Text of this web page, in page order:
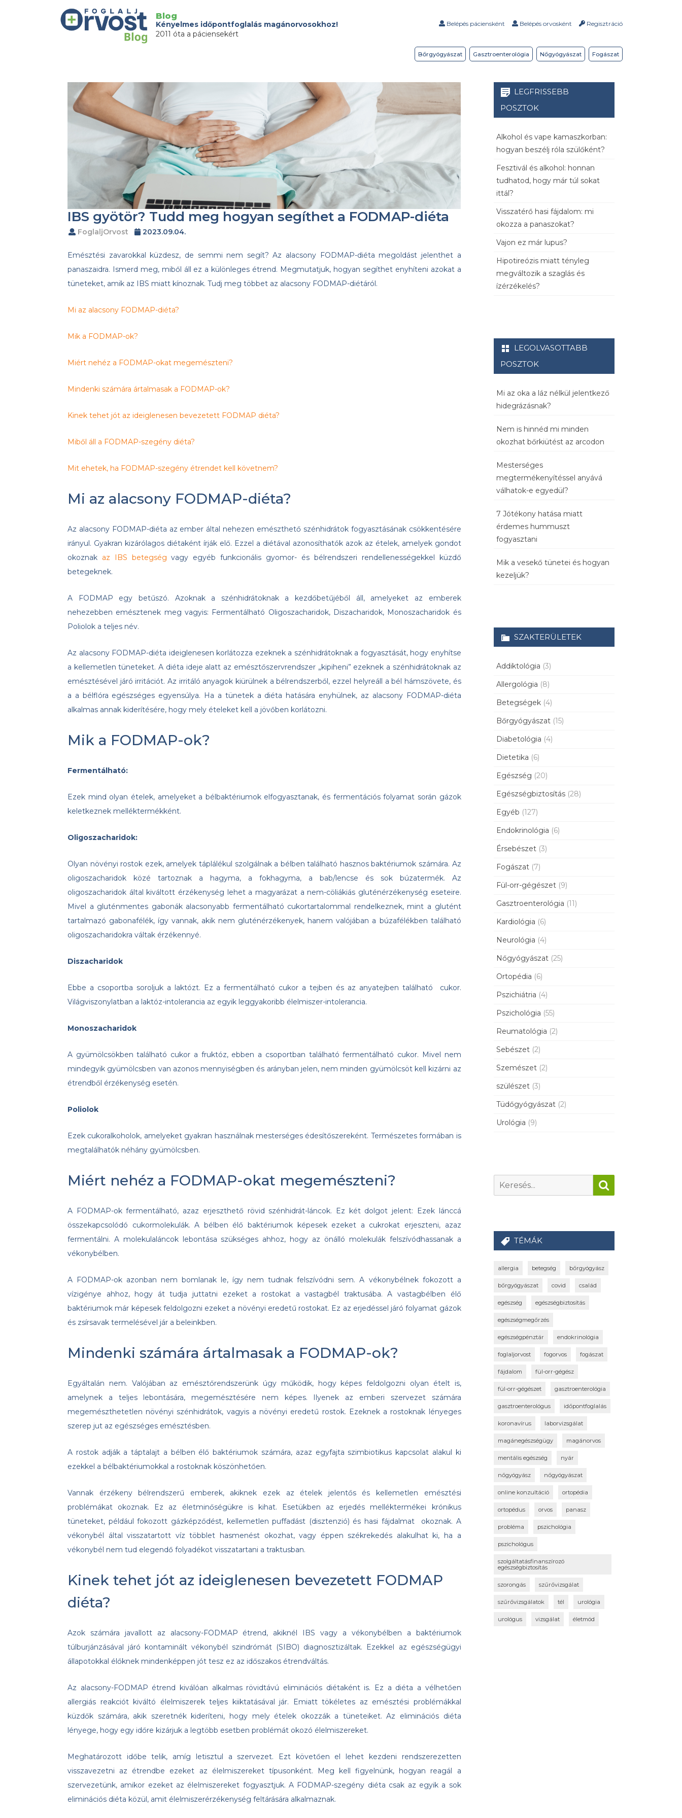
Blog
Kényelmes időpontfoglalás magánorvosokhoz!
2011 óta a páciensekért
Belépés páciensként Belépés orvosként Regisztráció
Fogászat
Nőgyógyászat
Gasztroenterológia
Bőrgyógyászat
IBS gyötör? Tudd meg hogyan segíthet a FODMAP-diéta
FoglaljOrvost 2023.09.04.
Emésztési zavarokkal küzdesz, de semmi nem segít? Az alacsony FODMAP-diéta megoldást jelenthet a
panaszaidra. Ismerd meg, miből áll ez a különleges étrend. Megmutatjuk, hogyan segíthet enyhíteni azokat a
tüneteket, amik az IBS miatt kínoznak. Tudj meg többet az alacsony FODMAP-diétáról.
Mi az alacsony FODMAP-diéta?
Mik a FODMAP-ok?
Miért nehéz a FODMAP-okat megemészteni?
Mindenki számára ártalmasak a FODMAP-ok?
Kinek tehet jót az ideiglenesen bevezetett FODMAP diéta?
Miből áll a FODMAP-szegény diéta?
Mit ehetek, ha FODMAP-szegény étrendet kell követnem?
Mi az alacsony FODMAP-diéta?
Az alacsony FODMAP-diéta az ember által nehezen emészthető szénhidrátok fogyasztásának csökkentésére
irányul. Gyakran kizárólagos diétaként írják elő. Ezzel a diétával azonosíthatók azok az ételek, amelyek gondot
okoznak az IBS betegség vagy egyéb funkcionális gyomor- és bélrendszeri rendellenességekkel küzdő
betegeknek.
A FODMAP egy betűszó. Azoknak a szénhidrátoknak a kezdőbetűjéből áll, amelyeket az emberek
nehezebben emésztenek meg vagyis: Fermentálható Oligoszacharidok, Diszacharidok, Monoszacharidok és
Poliolok a teljes név.
Az alacsony FODMAP-diéta ideiglenesen korlátozza ezeknek a szénhidrátoknak a fogyasztását, hogy enyhítse
a kellemetlen tüneteket. A diéta ideje alatt az emésztőszervrendszer „kipiheni” ezeknek a szénhidrátoknak az
emésztésével járó irritációt. Az irritáló anyagok kiürülnek a bélrendszerből, ezzel helyreáll a bél hámszövete, és
a a bélflóra egészséges egyensúlya. Ha a tünetek a diéta hatására enyhülnek, az alacsony FODMAP-diéta
alkalmas annak kiderítésére, hogy mely ételeket kell a jövőben korlátozni.
Mik a FODMAP-ok?
Fermentálható:
Ezek mind olyan ételek, amelyeket a bélbaktériumok elfogyasztanak, és fermentációs folyamat során gázok
keletkeznek melléktermékként.
Oligoszacharidok:
Olyan növényi rostok ezek, amelyek táplálékul szolgálnak a bélben található hasznos baktériumok számára. Az
oligoszacharidok közé tartoznak a hagyma, a fokhagyma, a bab/lencse és sok búzatermék. Az
oligoszacharidok által kiváltott érzékenység lehet a magyarázat a nem-cöliákiás gluténérzékenység eseteire.
Mivel a gluténmentes gabonák alacsonyabb fermentálható cukortartalommal rendelkeznek, mint a glutént
tartalmazó gabonafélék, így vannak, akik nem gluténérzékenyek, hanem valójában a búzafélékben található
oligoszacharidokra váltak érzékennyé.
Diszacharidok
Ebbe a csoportba soroljuk a laktózt. Ez a fermentálható cukor a tejben és az anyatejben található cukor.
Világviszonylatban a laktóz-intolerancia az egyik leggyakoribb élelmiszer-intolerancia.
Monoszacharidok
A gyümölcsökben található cukor a fruktóz, ebben a csoportban található fermentálható cukor. Mivel nem
mindegyik gyümölcsben van azonos mennyiségben és arányban jelen, nem minden gyümölcsöt kell kizárni az
étrendből érzékenység esetén.
Poliolok
Ezek cukoralkoholok, amelyeket gyakran használnak mesterséges édesítőszereként. Természetes formában is
megtalálhatók néhány gyümölcsben.
Miért nehéz a FODMAP-okat megemészteni?
A FODMAP-ok fermentálható, azaz erjeszthető rövid szénhidrát-láncok. Ez két dolgot jelent: Ezek lánccá
összekapcsolódó cukormolekulák. A bélben élő baktériumok képesek ezeket a cukrokat erjeszteni, azaz
fermentálni. A molekulaláncok lebontása szükséges ahhoz, hogy az önálló molekulák felszívódhassanak a
vékonybélben.
A FODMAP-ok azonban nem bomlanak le, így nem tudnak felszívódni sem. A vékonybélnek fokozott a
vízigénye ahhoz, hogy át tudja juttatni ezeket a rostokat a vastagbél traktusába. A vastagbélben élő
baktériumok már képesek feldolgozni ezeket a növényi eredetű rostokat. Ez az erjedéssel járó folyamat gázok
és zsírsavak termelésével jár a beleinkben.
Mindenki számára ártalmasak a FODMAP-ok?
Egyáltalán nem. Valójában az emésztőrendszerünk úgy működik, hogy képes feldolgozni olyan ételt is,
amelynek a teljes lebontására, megemésztésére nem képes. Ilyenek az emberi szervezet számára
megemészthetetlen növényi szénhidrátok, vagyis a növényi eredetű rostok. Ezeknek a rostoknak lényeges
szerep jut az egészséges emésztésben.
A rostok adják a táptalajt a bélben élő baktériumok számára, azaz egyfajta szimbiotikus kapcsolat alakul ki
ezekkel a bélbaktériumokkal a rostoknak köszönhetően.
Vannak érzékeny bélrendszerű emberek, akiknek ezek az ételek jelentős és kellemetlen emésztési
problémákat okoznak. Ez az életminőségükre is kihat. Esetükben az erjedés melléktermékei krónikus
tüneteket, például fokozott gázképződést, kellemetlen puffadást (disztenzió) és hasi fájdalmat okoznak. A
vékonybél által visszatartott víz többlet hasmenést okozhat, vagy éppen székrekedés alakulhat ki, ha a
vékonybél nem tud elegendő folyadékot visszatartani a traktusban.
Kinek tehet jót az ideiglenesen bevezetett FODMAP
diéta?
Azok számára javallott az alacsony-FODMAP étrend, akiknél IBS vagy a vékonybélben a baktériumok
túlburjánzásával járó kontaminált vékonybél szindrómát (SIBO) diagnosztizáltak. Ezekkel az egészségügyi
állapotokkal élőknek mindenképpen jót tesz ez az időszakos étrendváltás.
Az alacsony-FODMAP étrend kiválóan alkalmas rövidtávú eliminációs diétaként is. Ez a diéta a vélhetően
allergiás reakciót kiváltó élelmiszerek teljes kiiktatásával jár. Emiatt tökéletes az emésztési problémákkal
küzdők számára, akik szeretnék kideríteni, hogy mely ételek okozzák a tüneteiket. Az eliminációs diéta
lényege, hogy egy időre kizárjuk a legtöbb esetben problémát okozó élelmiszereket.
Meghatározott időbe telik, amíg letisztul a szervezet. Ezt követően el lehet kezdeni rendszerezetten
visszavezetni az étrendbe ezeket az élelmiszereket típusonként. Meg kell figyelnünk, hogyan reagál a
szervezetünk, amikor ezeket az élelmiszereket fogyasztjuk. A FODMAP-szegény diéta csak az egyik a sok
eliminációs diéta közül, amit élelmiszerérzékenység feltárására alkalmaznak.
LEGFRISSEBB
POSZTOK
Alkohol és vape kamaszkorban:
hogyan beszélj róla szülőként?
Fesztivál és alkohol: honnan
tudhatod, hogy már túl sokat
ittál?
Visszatérő hasi fájdalom: mi
okozza a panaszokat?
Vajon ez már lupus?
Hipotireózis miatt tényleg
megváltozik a szaglás és
ízérzékelés?
LEGOLVASOTTABB
POSZTOK
Mi az oka a láz nélkül jelentkező
hidegrázásnak?
Nem is hinnéd mi minden
okozhat bőrkiütést az arcodon
Mesterséges
megtermékenyítéssel anyává
válhatok-e egyedül?
7 Jótékony hatása miatt
érdemes hummuszt
fogyasztani
Mik a vesekő tünetei és hogyan
kezeljük?
SZAKTERÜLETEK
Addiktológia (3)
Allergológia (8)
Betegségek (4)
Bőrgyógyászat (15)
Diabetológia (4)
Dietetika (6)
Egészség (20)
Egészségbiztosítás (28)
Egyéb (127)
Endokrinológia (6)
Érsebészet (3)
Fogászat (7)
Fül-orr-gégészet (9)
Gasztroenterológia (11)
Kardiológia (6)
Neurológia (4)
Nőgyógyászat (25)
Ortopédia (6)
Pszichiátria (4)
Pszichológia (55)
Reumatológia (2)
Sebészet (2)
Szemészet (2)
szülészet (3)
Tüdőgyógyászat (2)
Urológia (9)
TÉMÁK
allergia betegség bőrgyógyász
bőrgyógyászat covid család
egészség egészségbiztosítás
egészségmegőrzés
egészségpénztár endokrinológia
foglaljorvost fogorvos fogászat
fájdalom fül-orr-gégész
fül-orr-gégészet gasztroenterológia
gasztroenterológus időpontfoglalás
koronavírus laborvizsgálat
magánegészségügy magánorvos
mentális egészség nyár
nőgyógyász nőgyógyászat
online konzultáció ortopédia
ortopédus orvos panasz
probléma pszichológia
pszichológus
szolgáltatásfinanszírozó
egészségbiztosítás
szorongás szűrővizsgálat
szűrővizsgálatok tél urológia
urológus vizsgálat életmód